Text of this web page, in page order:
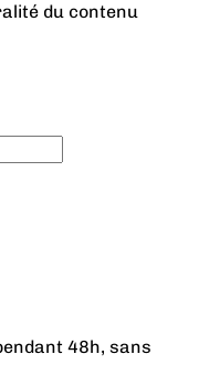
du contenu
48h, sans